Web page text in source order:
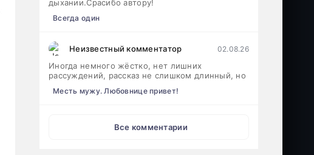
дыхании.Срасибо автору!
Всегда один
Неизвестный комментатор 02.08.26
Иногда немного жёстко, нет лишних
рассуждений, рассказ не слишком длинный, но
Месть мужу. Любовнице привет!
Все комментарии